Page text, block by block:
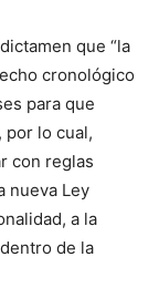
que “la
cronológico
para que
por lo cual,
con reglas
nueva Ley
a la
de la